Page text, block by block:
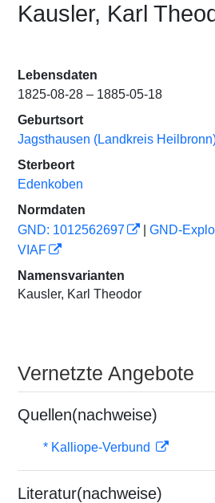
Kausler, Karl
Lebensdaten
1825-08-28 – 1885-05-18
Geburtsort
Jagsthausen (Landkreis
Sterbeort
Edenkoben
Normdaten
GND: 1012562697
GND-
VIAF
Namensvarianten
Kausler, Karl Theodor
Vernetzte Angebote
Quellen(nachweise)
* Kalliope-Verbund
Literatur(nachweise)